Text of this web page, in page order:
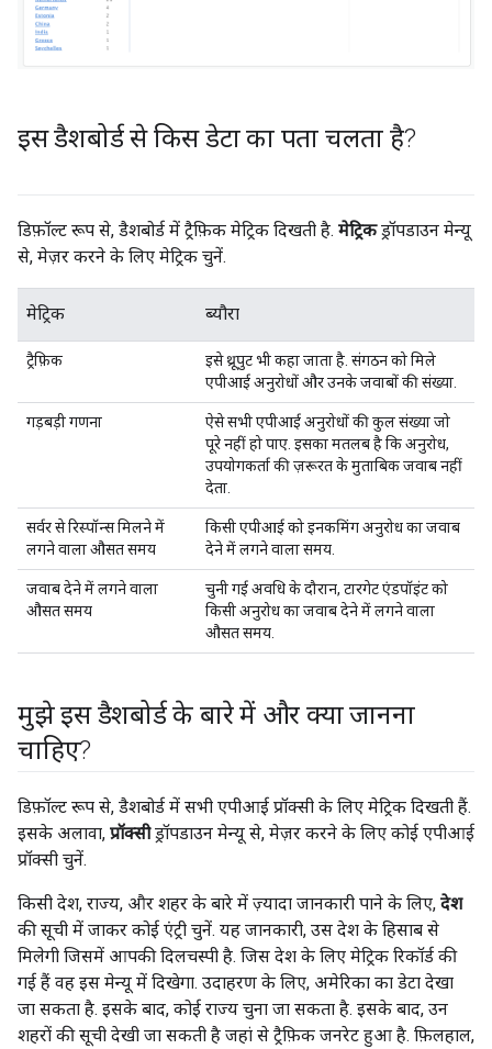
इस डैशबोर्ड से किस डेटा का पता चलता है?
डिफ़ॉल्ट रूप से, डैशबोर्ड में ट्रैफ़िक मेट्रिक दिखती है. मेट्रिकड्रॉपडाउन मेन्यू
से, मेज़र करने के लिए मेट्रिक चुनें.
मेट्रिक ब्यौरा
ट्रैफ़िक
इसे थ्रूपुट भी कहा जाता है. संगठन को मिले
एपीआई अनुरोधों और उनके जवाबों की संख्या.
गड़बड़ी गणना
ऐसे सभी एपीआई अनुरोधों की कुल संख्या जो
पूरे नहीं हो पाए. इसका मतलब है कि अनुरोध,
उपयोगकर्ता की ज़रूरत के मुताबिक जवाब नहीं
देता.
सर्वर से रिस्पॉन्स मिलने में
लगने वाला औसत समय
किसी एपीआई को इनकमिंग अनुरोध का जवाब
देने में लगने वाला समय.
जवाब देने में लगने वाला
औसत समय
चुनी गई अवधि के दौरान, टारगेट एंडपॉइंट को
किसी अनुरोध का जवाब देने में लगने वाला
औसत समय.
मुझे इस डैशबोर्ड के बारे में और क्या जानना
चाहिए?
डिफ़ॉल्ट रूप से, डैशबोर्ड में सभी एपीआई प्रॉक्सी के लिए मेट्रिक दिखती हैं.
इसके अलावा, प्रॉक्सीड्रॉपडाउन मेन्यू से, मेज़र करने के लिए कोई एपीआई
प्रॉक्सी चुनें.
किसी देश, राज्य, और शहर के बारे में ज़्यादा जानकारी पाने के लिए, देश
की सूची में जाकर कोई एंट्री चुनें. यह जानकारी, उस देश के हिसाब से
मिलेगी जिसमें आपकी दिलचस्पी है. जिस देश के लिए मेट्रिक रिकॉर्ड की
गई हैं वह इस मेन्यू में दिखेगा. उदाहरण के लिए, अमेरिका का डेटा देखा
जा सकता है. इसके बाद, कोई राज्य चुना जा सकता है. इसके बाद, उन
शहरों की सूची देखी जा सकती है जहां से ट्रैफ़िक जनरेट हुआ है. फ़िलहाल,